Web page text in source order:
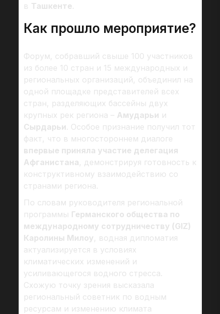
в Ташкенте.
Как прошло мероприятие?
Форум, собравший свыше 100 участников
из более 10 стран и 15 международных и
региональных организаций, объединил на
одной площадке представителей всех
стран, разделяющих бассейны двух
крупных рек региона – Амударьи и
Сырдарьи. Особое признание получил тот
факт, что в многостороннем диалоге
впервые приняла участие делегация
Афганистана, демонстрируя готовность к
конструктивному взаимодействию со
странами региона.
По словам руководителя региональной
программы Германского общества по
международному сотрудничеству (GIZ)
Каролины Милоу, водная дипломатия
актуализируется в условиях
климатических изменений и
усиливающегося водного стресса.
Схожую точку зрения высказала
региональный советник по водным
ресурсам и изменению климата